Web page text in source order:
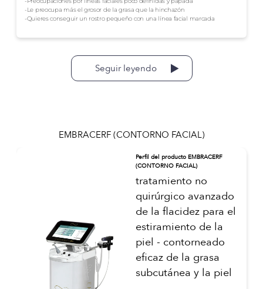
-Le preocupa más el grosor de la grasa que la hinchazón
-Quieres conseguir un rostro pequeño con una línea facial marcada
Seguir leyendo
EMBRACERF (CONTORNO FACIAL)
Perfil del producto EMBRACERF
(CONTORNO FACIAL)
tratamiento no
quirúrgico avanzado
de la flacidez para el
estiramiento de la
piel - contorneado
eficaz de la grasa
subcutánea y la piel